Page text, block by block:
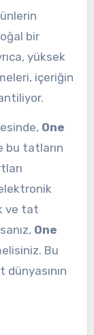
bir
yüksek
içeriğin
One
tatların
ve tat
One
Bu